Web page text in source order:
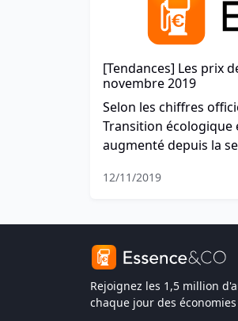
[Tendances] Les prix
novembre 2019
Selon les chiffres
Transition
augmenté depuis la
stable.
12/11/2019
Rejoignez les 1,5 million
chaque jour des